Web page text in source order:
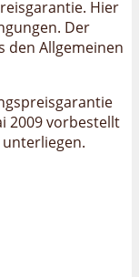
Hier
Der
den Allgemeinen
2009 vorbestellt